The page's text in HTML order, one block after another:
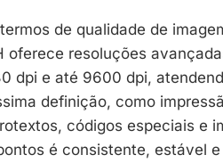
de qualidade de
oferece resoluções
dpi e até 9600 dpi,
definição, como
códigos especiais e
é consistente, estável